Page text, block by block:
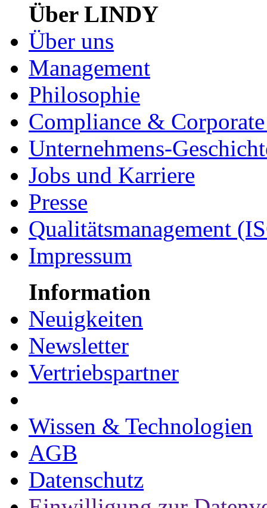
Über LINDY
Über uns
Management
Philosophie
Compliance &
Unternehmens-
Jobs und Karriere
Presse
Qualitätsmanagement
Impressum
Information
Neuigkeiten
Newsletter
Vertriebspartner
Wissen & Technologien
AGB
Datenschutz